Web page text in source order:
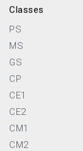
Classes
PS
MS
GS
CP
CE1
CE2
CM1
CM2